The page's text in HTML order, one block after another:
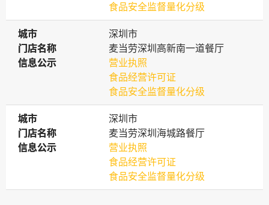
食品安全监督量化分级
城市
城市
深圳市
门店名称
门店名称
麦当劳深圳高新南一道餐厅
信息公示
信息公示
营业执照
食品经营许可证
食品安全监督量化分级
城市
城市
深圳市
门店名称
门店名称
麦当劳深圳海城路餐厅
信息公示
信息公示
营业执照
食品经营许可证
食品安全监督量化分级